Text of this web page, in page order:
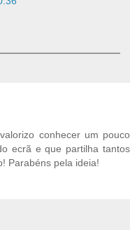
conhecer um pouco
ecrã e que partilha tantos
Parabéns pela ideia!